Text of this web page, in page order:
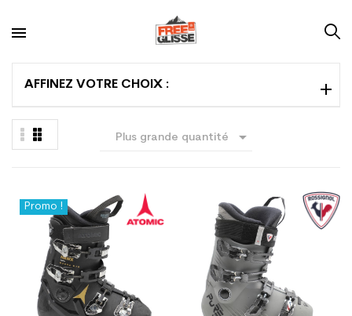
AFFINEZ VOTRE CHOIX :
Plus grande quantité 
Promo !